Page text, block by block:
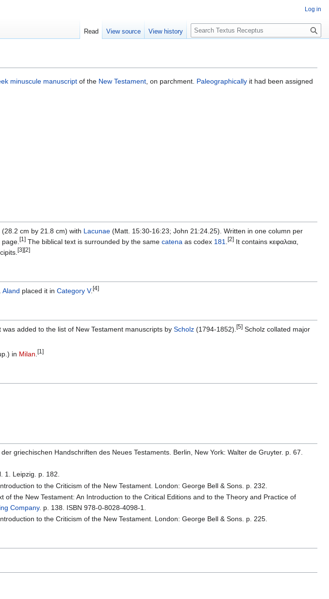
minuscule manuscript of the New Testament, on parchment. Paleographically it had been assigned
cm by 21.8 cm) with Lacunae (Matt. 15:30-16:23; John 21:24.25). Written in one column per
page. [1] The biblical text is surrounded by the same catena as codex 181. [2] It contains κεφαλαια,
[3] [2]
. Aland placed it in Category V. [4]
was added to the list of New Testament manuscripts by Scholz (1794-1852). [5] Scholz collated major
in Milan. [1]
griechischen Handschriften des Neues Testaments. Berlin, New York: Walter de Gruyter. p. 67.
1. Leipzig. p. 182.
to the Criticism of the New Testament. London: George Bell & Sons. p. 232.
of the New Testament: An Introduction to the Critical Editions and to the Theory and Practice of
Company. p. 138. ISBN 978-0-8028-4098-1.
to the Criticism of the New Testament. London: George Bell & Sons. p. 225.
Log in
Read View source View history
S
e
c
h